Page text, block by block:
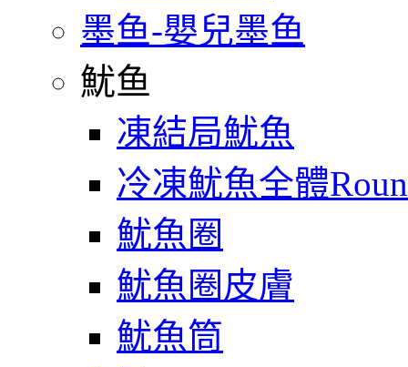
墨鱼-嬰兒墨鱼
魷鱼
凍結局魷魚
冷凍魷魚全體
魷魚圈
魷魚圈皮膚
魷魚筒